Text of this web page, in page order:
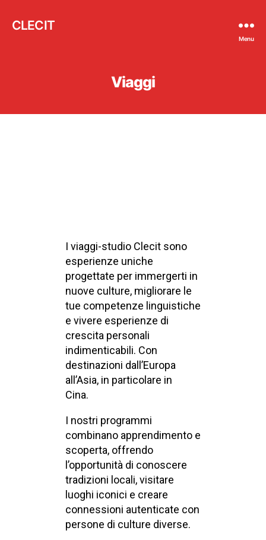
CLECIT
Menu
Viaggi
I viaggi-studio Clecit sono
esperienze uniche
progettate per immergerti in
nuove culture, migliorare le
tue competenze linguistiche
e vivere esperienze di
crescita personali
indimenticabili. Con
destinazioni dall’Europa
all’Asia, in particolare in
Cina.
I nostri programmi
combinano apprendimento e
scoperta, offrendo
l’opportunità di conoscere
tradizioni locali, visitare
luoghi iconici e creare
connessioni autenticate con
persone di culture diverse.